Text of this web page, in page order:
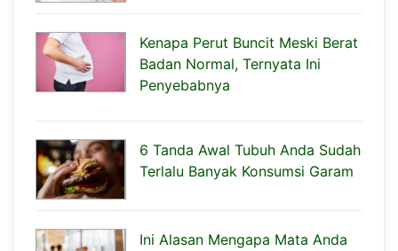
Kenapa Perut Buncit Meski Berat
Badan Normal, Ternyata Ini
Penyebabnya
6 Tanda Awal Tubuh Anda Sudah
Terlalu Banyak Konsumsi Garam
Ini Alasan Mengapa Mata Anda